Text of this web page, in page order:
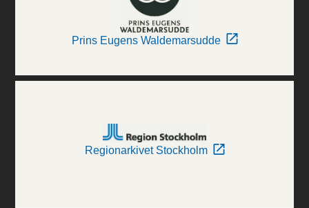
Prins Eugens Waldemarsudde
Regionarkivet Stockholm